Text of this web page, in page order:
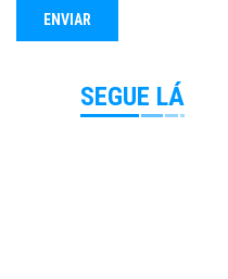
SEGUE LÁ